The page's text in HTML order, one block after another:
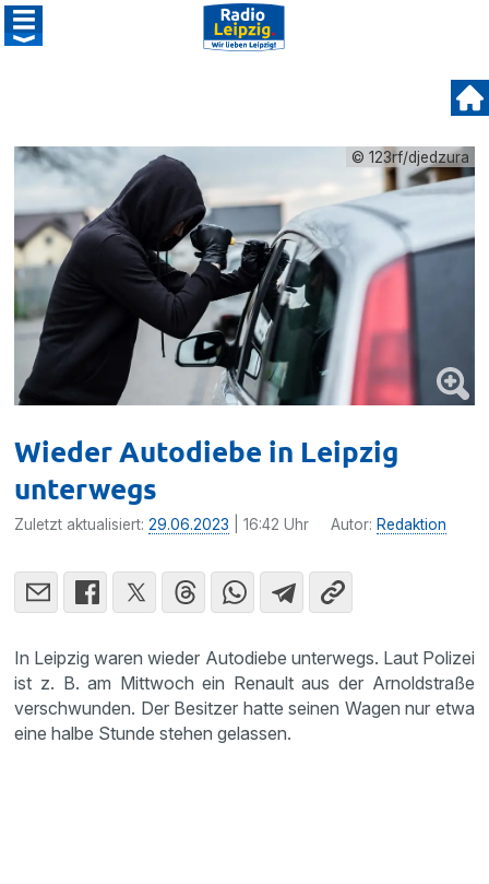
© 123rf/djedzura
Wieder Autodiebe in Leipzig
unterwegs
Zuletzt aktualisiert:29.06.2023 | 16:42 Uhr Autor: Redaktion
In Leipzig waren wieder Autodiebe unterwegs. Laut Polizei
ist z. B. am Mittwoch ein Renault aus der Arnoldstraße
verschwunden. Der Besitzer hatte seinen Wagen nur etwa
eine halbe Stunde stehen gelassen.